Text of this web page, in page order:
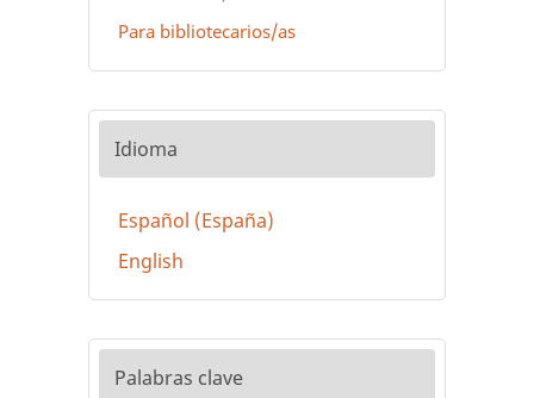
Para bibliotecarios/as
Idioma
Español (España)
English
Palabras clave